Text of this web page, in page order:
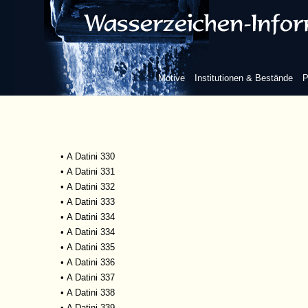
Motive Institutionen & Bestände
• A Datini 323, 172
•A Datini 323, 174
•A Datini 323, 178
•A Datini 323, 194
•A Datini 325
•A Datini 325
•A Datini 326
• A Datini 330
• A Datini 331
• A Datini 332
• A Datini 333
• A Datini 334
• A Datini 334
• A Datini 335
• A Datini 336
• A Datini 337
• A Datini 338